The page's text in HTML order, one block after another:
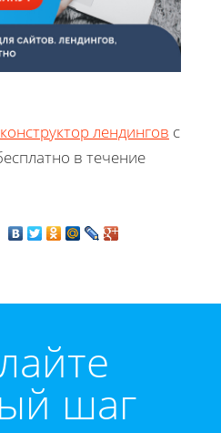
конструктор лендингов с
в течение
шаг